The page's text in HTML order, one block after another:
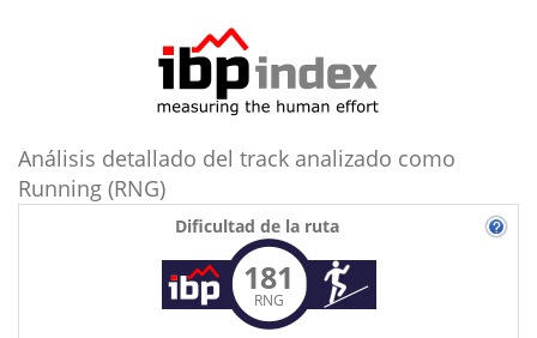
Análisis detallado del track analizado como
Running (RNG)
Dificultad de la ruta
181
RNG